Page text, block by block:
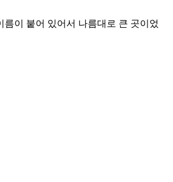
이 붙어 있어서 나름대로 큰 곳이었